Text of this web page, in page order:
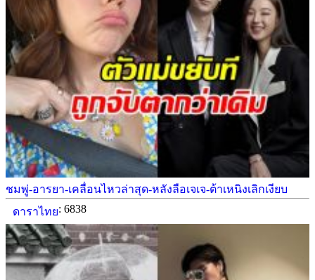
ชมพู่-อารยา-เคลื่อนไหวล่าสุด-หลังลือเจเจ-ต้าเหนิงเลิกเงียบ
ดาราไทย: 6838